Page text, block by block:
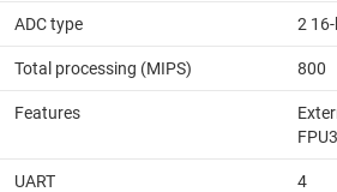
ADC type 2
Total processing (MIPS) 800
Features
UART 4